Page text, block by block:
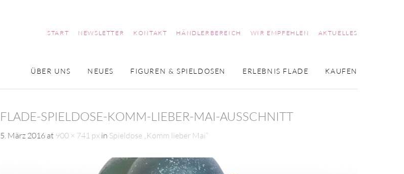
ÜBER UNS NEUES FIGUREN & SPIELDOSEN ERLEBNIS FLADE KAUFEN
START NEWSLETTER KONTAKT HÄNDLERBEREICH WIR EMPFEHLEN AKTUELLES
FLADE-SPIELDOSE-KOMM-LIEBER-MAI-AUSSCHNITT
5. März 2016 at 900 × 741 px in Spieldose „Komm lieber Mai“